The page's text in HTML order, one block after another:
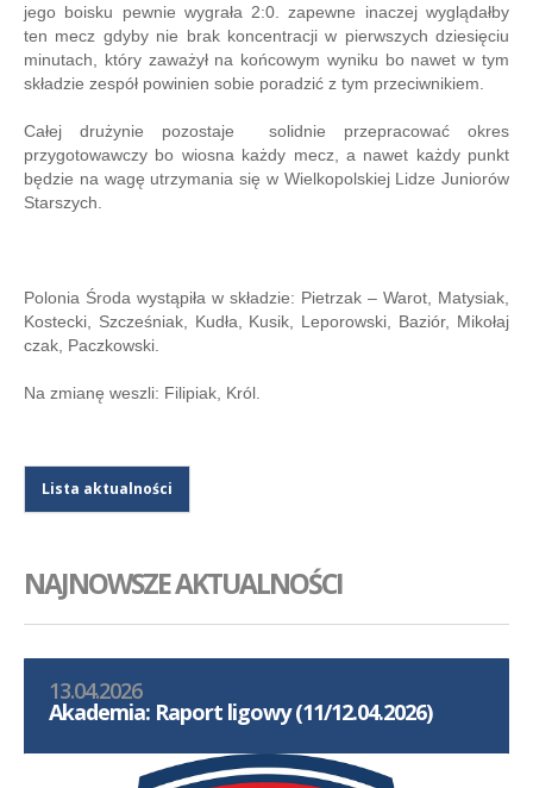
jego boisku pewnie wygrała 2:0. zapewne inaczej wyglądałby
ten mecz gdyby nie brak koncentracji w pierwszych dziesięciu
minutach, który zaważył na końcowym wyniku bo nawet w tym
składzie zespół powinien sobie poradzić z tym przeciwnikiem.
Całej drużynie pozostaje solidnie przepracować okres
przygotowawczy bo wiosna każdy mecz, a nawet każdy punkt
będzie na wagę utrzymania się w Wielkopolskiej Lidze Juniorów
Starszych.
Polonia Środa wystąpiła w składzie: Pietrzak – Warot, Matysiak,
Kostecki, Szcześniak, Kudła, Kusik, Leporowski, Baziór, Mikołaj
czak, Paczkowski.
Na zmianę weszli: Filipiak, Król.
Lista aktualności
NAJNOWSZE AKTUALNOŚCI
13.04.2026
Akademia: Raport ligowy (11/12.04.2026)